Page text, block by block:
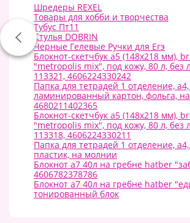
Шредеры REXEL
Товары для хобби и творчества
Тубус Пт11
Стулья DOBRIN
Черные Гелевые Ручки для Егэ
Блокнот-скетчбук а5 (148x218 мм),
"metropolis mix", под кожу, 80 л, без
113321, 4606224330242
Папка для тетрадей 1 отделение,
ламинированный картон, фольга,
4680211402365
Блокнот-скетчбук а5 (148x218 мм),
"metropolis mix", под кожу, 80 л, без
113318, 4606224330211
Папка для тетрадей 1 отделение,
пластик, на молнии
Блокнот а7 40л на гребне hatber
4606782378786
Блокнот а7 40л на гребне hatber
тонированный блок